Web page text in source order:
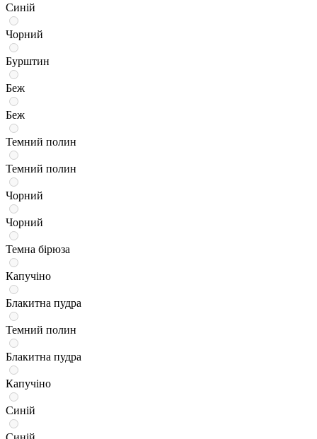
Синій
Чорний
Бурштин
Беж
Беж
Темний полин
Темний полин
Чорний
Чорний
Темна бірюза
Капучіно
Блакитна пудра
Темний полин
Блакитна пудра
Капучіно
Синій